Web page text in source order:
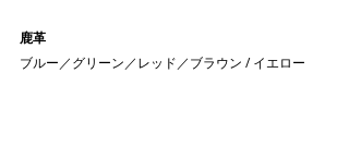
鹿革
ブルー／グリーン／レッド／ブラウン / イエロー